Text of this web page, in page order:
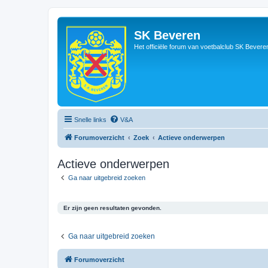
SK Beveren
Het officiële forum van voetbalclub SK
Snelle links V&A
Forumoverzicht Zoek Actieve onderwerpen
Actieve onderwerpen
Ga naar uitgebreid zoeken
Er zijn geen resultaten gevonden.
Ga naar uitgebreid zoeken
Forumoverzicht